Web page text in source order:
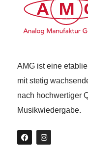
AMG ist eine
mit stetig
nach hochwertiger
Musikwiedergabe.